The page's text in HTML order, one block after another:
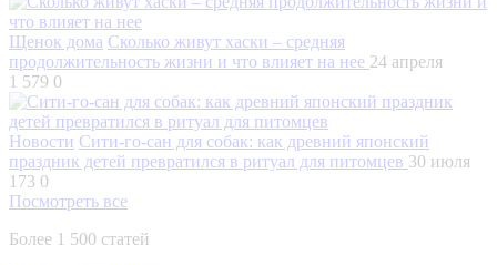
Щенок дома Сколько живут хаски – средняя
продолжительность жизни и что влияет на нее 24 апреля
1 579 0
Новости Сити-го-сан для собак: как древний японский
праздник детей превратился в ритуал для питомцев 30 июля
173 0
Посмотреть все
Более 1 500 статей